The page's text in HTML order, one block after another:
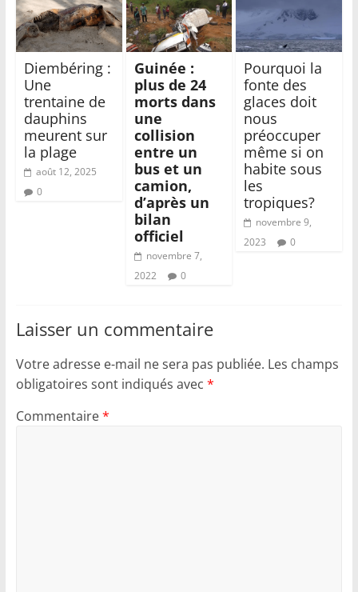
Diembéring :
Une
trentaine de
dauphins
meurent sur
la plage
août 12, 2025
0
Guinée :
plus de 24
morts dans
une
collision
entre un
bus et un
camion,
d’après un
bilan
officiel
novembre 7,
2022
0
Pourquoi la
fonte des
glaces doit
nous
préoccuper
même si on
habite sous
les
tropiques?
novembre 9,
2023
0
Laisser un commentaire
Votre adresse e-mail ne sera pas publiée. Les champs
obligatoires sont indiqués avec *
Commentaire*